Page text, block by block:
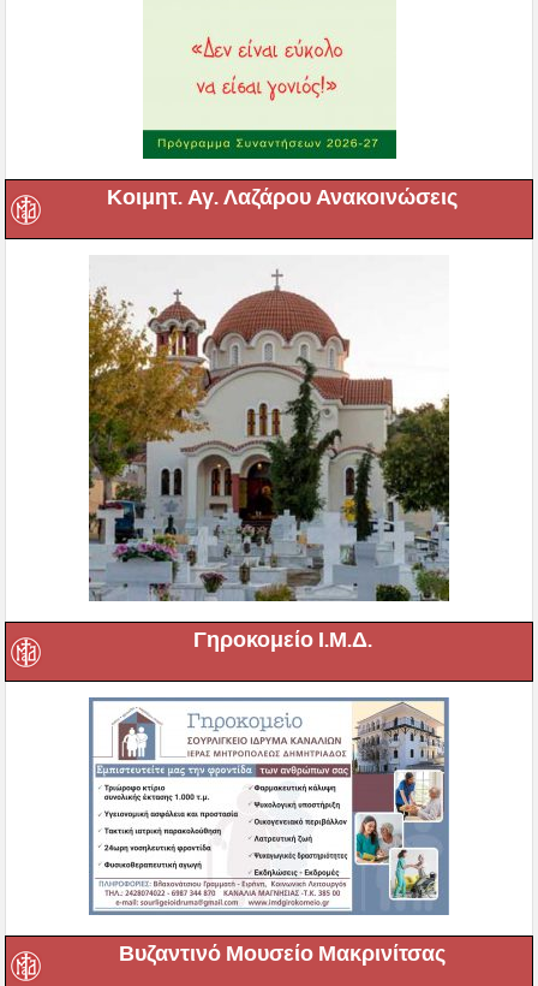
Κοιμητ. Αγ. Λαζάρου Ανακοινώσεις
Γηροκομείο Ι.Μ.Δ.
Βυζαντινό Μουσείο Μακρινίτσας